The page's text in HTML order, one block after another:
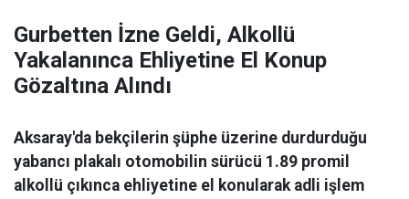
Gurbetten İzne Geldi, Alkollü
Yakalanınca Ehliyetine El Konup
Gözaltına Alındı
Aksaray'da bekçilerin şüphe üzerine durdurduğu
yabancı plakalı otomobilin sürücü 1.89 promil
alkollü çıkınca ehliyetine el konularak adli işlem